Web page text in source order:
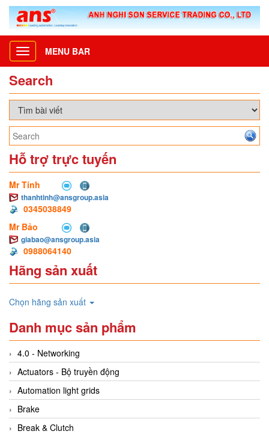
Toggle
navigation
MENU BAR
Search
Hỗ trợ trực tuyến
Mr Tính
thanhtinh@ansgroup.asia
0345038849
Mr Bảo
giabao@ansgroup.asia
0988064140
Hãng sản xuất
Chọn hãng sản xuất
Danh mục sản phẩm
4.0 - Networking
Actuators - Bộ truyền động
Automation light grids
Brake
Break & Clutch